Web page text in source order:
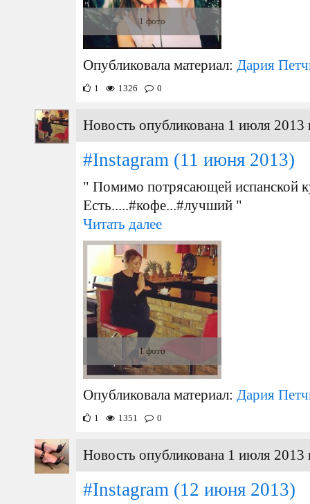
1 фото
Опубликовала материал: Дария
1 1326 0
Новость опубликована 1 июля 2013
#Instagram (11 июня 2013)
" Помимо потрясающей испанской
Есть.....#кофе...#лучший "
Читать далее
1 фото
Опубликовала материал: Дария
1 1351 0
Новость опубликована 1 июля 2013
#Instagram (12 июня 2013)